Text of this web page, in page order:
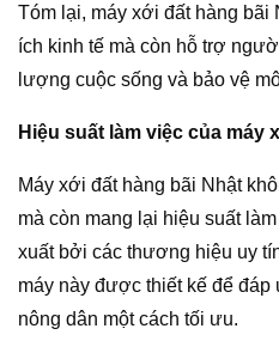
Tóm lại, máy xới đất hàng bãi
ích kinh tế mà còn hỗ trợ
lượng cuộc sống và bảo vệ
Hiệu suất làm việc của máy
Máy xới đất hàng bãi Nhật
mà còn mang lại hiệu suất
xuất bởi các thương hiệu uy
máy này được thiết kế để đáp
nông dân một cách tối ưu.